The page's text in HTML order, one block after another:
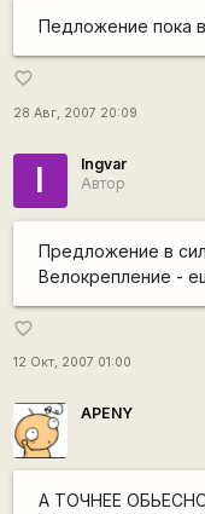
Педложение пока
favorite_border
28 Авг, 2007 20:09
I
Ingvar
Автор
Предложение в
Велокрепление -
favorite_border
12 Окт, 2007 01:00
APENY
А ТОЧНЕЕ